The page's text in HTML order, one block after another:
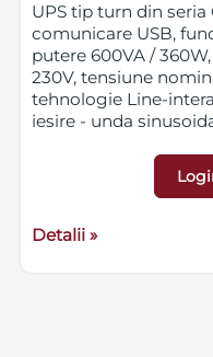
UPS tip turn din
comunicare USB,
putere 600VA /
230V, tensiune
tehnologie Line-
iesire - unda
conectate la baterie,
protectie pentru
dimensiuni 276 x 87 x
Detalii »